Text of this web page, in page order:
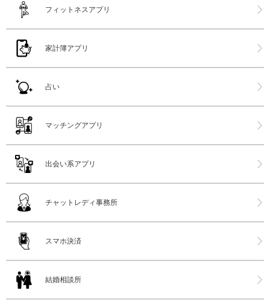
フィットネスアプリ
家計簿アプリ
占い
マッチングアプリ
出会い系アプリ
チャットレディ事務所
スマホ決済
結婚相談所